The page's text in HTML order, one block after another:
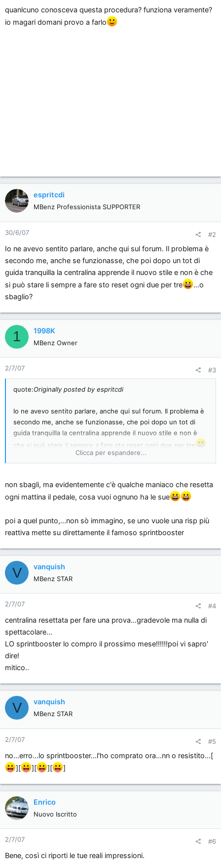
quanlcuno conosceva questa procedura? funziona veramente?
io magari domani provo a farlo
espritcdi
MBenz Professionista SUPPORTER
30/6/07 #2
Io ne avevo sentito parlare, anche qui sul forum. Il problema è
secondo me, anche se funzionasse, che poi dopo un tot di
guida tranquilla la centralina apprende il nuovo stile e non è che
si può stare li sempre a fare sto reset ogni due per tre
...o
sbaglio?
1 1998K
MBenz Owner
2/7/07 #3
quote:Originally posted by espritcdi
Io ne avevo sentito parlare, anche qui sul forum. Il problema è
secondo me, anche se funzionasse, che poi dopo un tot di
guida tranquilla la centralina apprende il nuovo stile e non è
che si può stare li sempre a fare sto reset ogni due per tre
Clicca per espandere...
non sbagli, ma evidentemente c'è qualche maniaco che resetta
ogni mattina il pedale, cosa vuoi ognuno ha le sue
poi a quel punto,...non sò immagino, se uno vuole una risp più
reattiva mette su direttamente il famoso sprintbooster
V vanquish
MBenz STAR
2/7/07 #4
centralina resettata per fare una prova...gradevole ma nulla di
spettacolare...
LO sprintbooster lo compro il prossimo mese!!!!!!poi vi sapro'
dire!
mitico..
V vanquish
MBenz STAR
2/7/07 #5
no...erro...lo sprintbooster...l'ho comprato ora...nn o resistito...[
][
][ ][ ]
Enrico
Nuovo Iscritto
2/7/07 #6
Bene, così ci riporti le tue reali impressioni.